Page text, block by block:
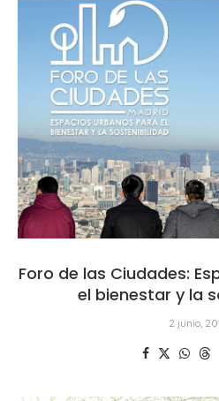
Foro de las Ciudades:
el bienestar y la
2 junio,